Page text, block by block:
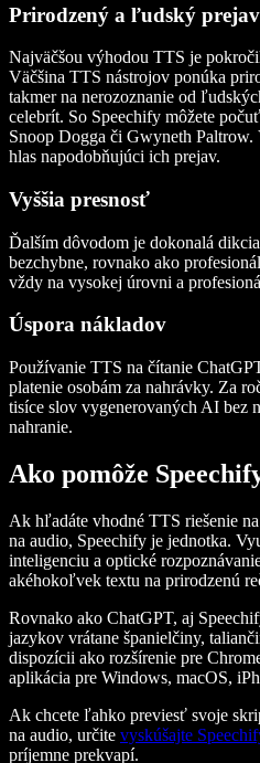
Prirodzený a ľudský prejav
Najväčšou výhodou TTS je
Väčšina TTS nástrojov ponúka
takmer na nerozoznanie od
celebrít. So Speechify môžete
Snoop Dogga či Gwyneth
hlas napodobňujúci ich prejav.
Vyššia presnosť
Ďalším dôvodom je dokonalá
bezchybne, rovnako ako
vždy na vysokej úrovni a
Úspora nákladov
Používanie TTS na čítanie
platenie osobám za nahrávky. Za
tisíce slov vygenerovaných AI bez
nahranie.
Ako pomôže
Ak hľadáte vhodné TTS riešenie
na audio, Speechify je jednotka.
inteligenciu a optické
akéhokoľvek textu na prirodzenú
Rovnako ako ChatGPT, aj
jazykov vrátane španielčiny,
dispozícii ako rozšírenie pre
aplikácia pre Windows, macOS,
Ak chcete ľahko previesť svoje
na audio, určite vyskúšajte
príjemne prekvapí.